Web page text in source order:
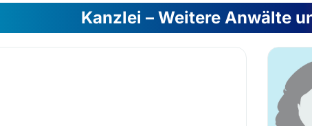
Kanzlei – Weitere Anwälte